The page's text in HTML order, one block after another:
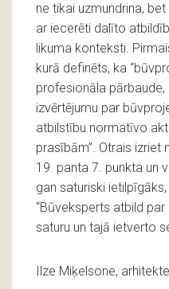
ne tikai uzmundrina,
ar iecerēti dalīto
likuma konteksti.
kurā definēts, ka
profesionāla
izvērtējumu par
atbilstību normatīvo
prasībām”. Otrais izriet
19. panta 7. punkta un
gan saturiski
“Būveksperts atbild
saturu un tajā ietverto
Ilze Miķelsone, arhitekte